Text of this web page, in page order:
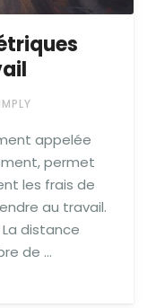
appelée
permet
les frais de
au travail.
distance
de …